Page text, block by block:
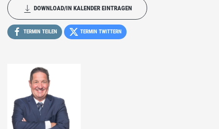
DOWNLOAD/IN KALENDER EINTRAGEN
TERMIN TEILEN TERMIN TWITTERN